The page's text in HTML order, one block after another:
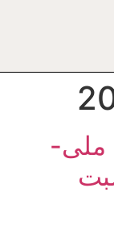
ملی-